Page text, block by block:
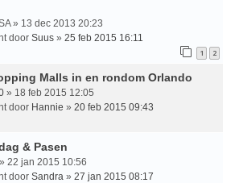
» 13 dec 2013 20:23
door Suus » 25 feb 2015 16:11
1 2
Malls in en rondom Orlando
» 18 feb 2015 12:05
door Hannie » 20 feb 2015 09:43
& Pasen
» 22 jan 2015 10:56
door Sandra » 27 jan 2015 08:17